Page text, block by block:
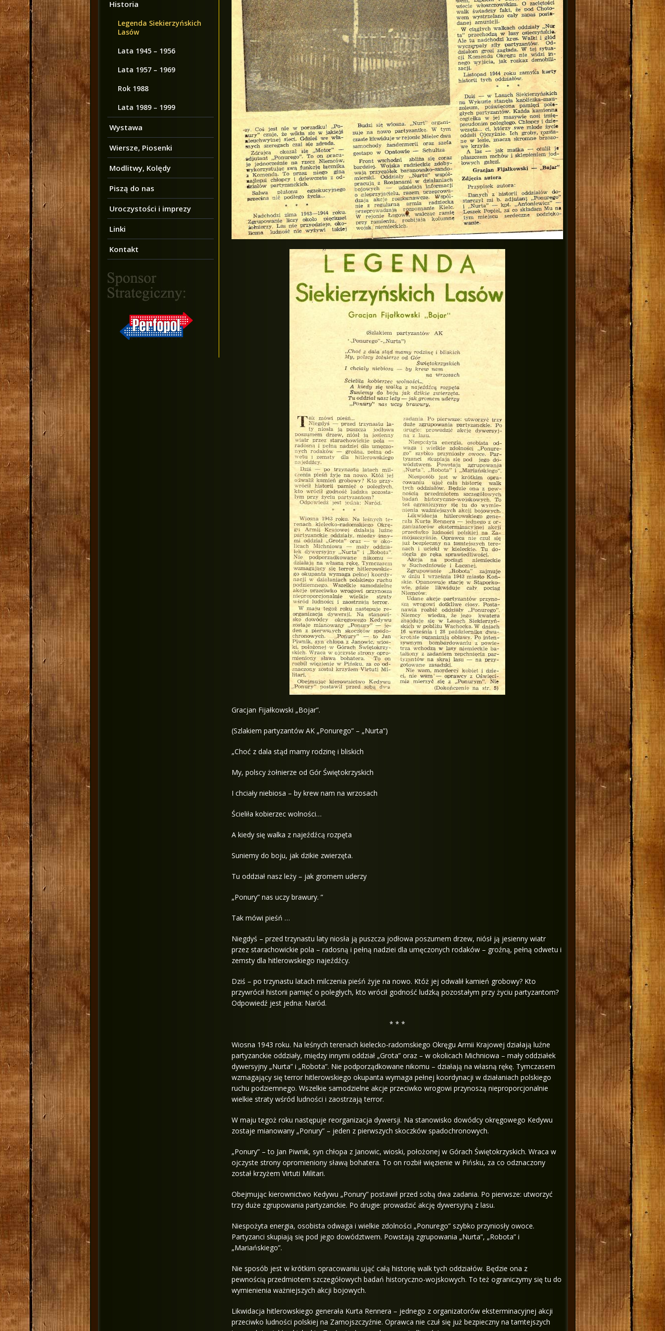
Gracjan Fijałkowski „Bojar”.
(Szlakiem partyzantów AK „Ponurego” – „Nurta”)
„Choć z dala stąd mamy rodzinę i bliskich
My, polscy żołnierze od Gór Świętokrzyskich
I chciały niebiosa – by krew nam na wrzosach
Ścieliła kobierzec wolności…
A kiedy się walka z najeźdźcą rozpęta
Suniemy do boju, jak dzikie zwierzęta.
Tu oddział nasz leży – jak gromem uderzy
„Ponury” nas uczy brawury. ”
Tak mówi pieśń …
Niegdyś – przed trzynastu laty niosła ją puszcza jodłowa poszumem drzew, niósł ją jesienny wiatr
przez starachowickie pola – radosną i pełną nadziei dla umęczonych rodaków – groźną, pełną odwetu i
zemsty dla hitlerowskiego najeźdźcy.
Dziś – po trzynastu latach milczenia pieśń żyje na nowo. Któż jej odwalił kamień grobowy? Kto
przywrócił historii pamięć o poległych, kto wrócił godność ludzką pozostałym przy życiu partyzantom?
Odpowiedź jest jedna: Naród.
* * *
Wiosna 1943 roku. Na leśnych terenach kielecko-radomskiego Okręgu Armii Krajowej działają luźne
partyzanckie oddziały, między innymi oddział „Grota” oraz – w okolicach Michniowa – mały oddziałek
dywersyjny „Nurta” i „Robota”. Nie podporządkowane nikomu – działają na własną rękę. Tymczasem
wzmagający się terror hitlerowskiego okupanta wymaga pełnej koordynacji w działaniach polskiego
ruchu podziemnego. Wszelkie samodzielne akcje przeciwko wrogowi przynoszą nieproporcjonalnie
wielkie straty wśród ludności i zaostrzają terror.
W maju tegoż roku następuje reorganizacja dywersji. Na stanowisko dowódcy okręgowego Kedywu
zostaje mianowany „Ponury” – jeden z pierwszych skoczków spadochronowych.
„Ponury” – to Jan Piwnik, syn chłopa z Janowic, wioski, położonej w Górach Świętokrzyskich. Wraca w
ojczyste strony opromieniony sławą bohatera. To on rozbił więzienie w Pińsku, za co odznaczony
został krzyżem Virtuti Militari.
Obejmując kierownictwo Kedywu „Ponury” postawił przed sobą dwa zadania. Po pierwsze: utworzyć
trzy duże zgrupowania partyzanckie. Po drugie: prowadzić akcję dywersyjną z lasu.
Niespożyta energia, osobista odwaga i wielkie zdolności „Ponurego” szybko przyniosły owoce.
Partyzanci skupiają się pod jego dowództwem. Powstają zgrupowania „Nurta”, „Robota” i
„Mariańskiego”.
Nie sposób jest w krótkim opracowaniu ująć całą historię walk tych oddziałów. Będzie ona z
pewnością przedmiotem szczegółowych badań historyczno-wojskowych. To też ograniczymy się tu do
wymienienia ważniejszych akcji bojowych.
Likwidacja hitlerowskiego generała Kurta Rennera – jednego z organizatorów eksterminacyjnej akcji
przeciwko ludności polskiej na Zamojszczyźnie. Oprawca nie czuł się już bezpieczny na tamtejszych
Historia
Legenda Siekierzyńskich
Lasów
Lata 1945 – 1956
Lata 1957 – 1969
Rok 1988
Lata 1989 – 1999
Wystawa
Wiersze, Piosenki
Modlitwy, Kolędy
Piszą do nas
Uroczystości i imprezy
Linki
Kontakt